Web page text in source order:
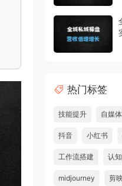
热门标签
技能提升 自媒体
抖音 小红书
工作流搭建 认
midjourney 剪